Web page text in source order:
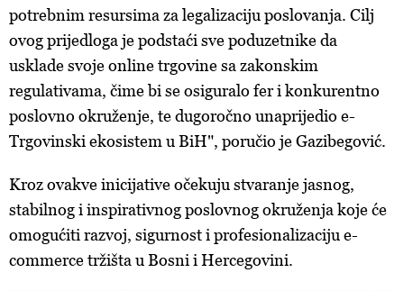
potrebnim resursima za legalizaciju poslovanja. Cilj
ovog prijedloga je podstaći sve poduzetnike da
usklade svoje online trgovine sa zakonskim
regulativama, čime bi se osiguralo fer i konkurentno
poslovno okruženje, te dugoročno unaprijedio e-
Trgovinski ekosistem u BiH", poručio je Gazibegović.
Kroz ovakve inicijative očekuju stvaranje jasnog,
stabilnog i inspirativnog poslovnog okruženja koje će
omogućiti razvoj, sigurnost i profesionalizaciju e-
commerce tržišta u Bosni i Hercegovini.